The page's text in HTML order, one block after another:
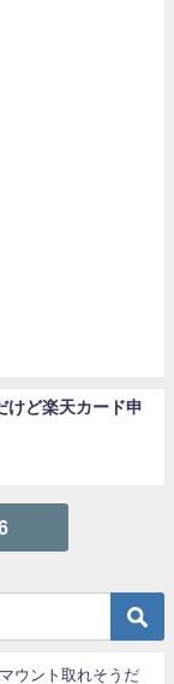
けど楽天カード申
ウント取れそうだ